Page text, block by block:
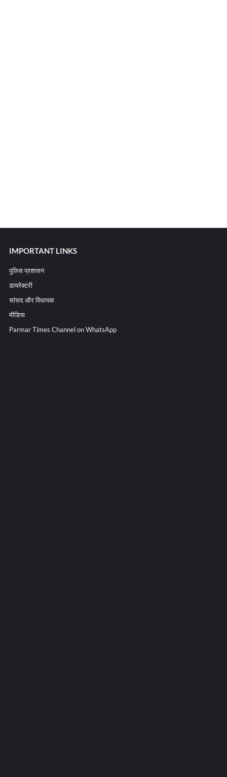
IMPORTANT LINKS
पुलिस प्रशासन
डायरेक्टरी
सांसद और विधायक
मीडिया
Parmar Times Channel on WhatsApp